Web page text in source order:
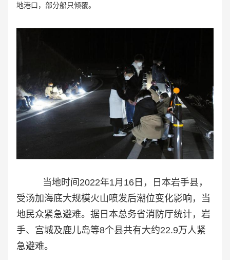
地港口，部分船只倾覆。
当地时间2022年1月16日，日本岩手县，
受汤加海底大规模火山喷发后潮位变化影响，当
地民众紧急避难。据日本总务省消防厅统计，岩
手、宫城及鹿儿岛等8个县共有大约22.9万人紧
急避难。